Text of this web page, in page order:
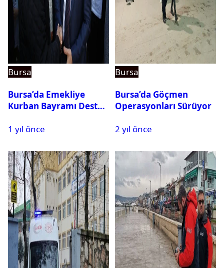
Bursa
Bursa’da Emekliye
Kurban Bayramı Destek
1 yıl önce
Bursa
Bursa’da Göçmen
Operasyonları Sürüyor
2 yıl önce